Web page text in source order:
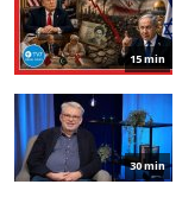
15 min
30 min